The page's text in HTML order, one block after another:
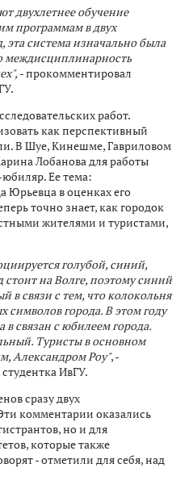
двухлетнее обучение
программам в двух
эта система изначально была
междисциплинарность
- прокомментировал
работ.
как перспективный
В Шуе, Кинешме, Гавриловом
Лобанова для работы
Ее тема:
Юрьевца в оценках его
точно знает, как городок
жителями и туристами,
голубой, синий,
стоит на Волге, поэтому синий
в связи с тем, что колокольня
символов города. В этом году
в связан с юбилеем города.
Туристы в основном
Александром Роу", -
ИвГУ.
сразу двух
комментарии оказались
но и для
которые также
- отметили для себя, над